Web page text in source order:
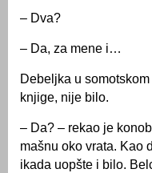
– Dva?
– Da, za mene i…
Debeljka u
knjige, nije bilo.
– Da? – rekao je
mašnu oko vrata. Kao
ikada uopšte i bilo.